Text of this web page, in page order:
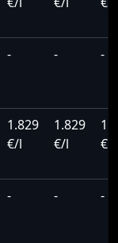
- - -
1.829
€/l
1.829
€/l
€/l
- - -